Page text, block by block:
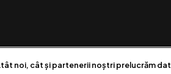
noi, cât și partenerii noștri prelucrăm